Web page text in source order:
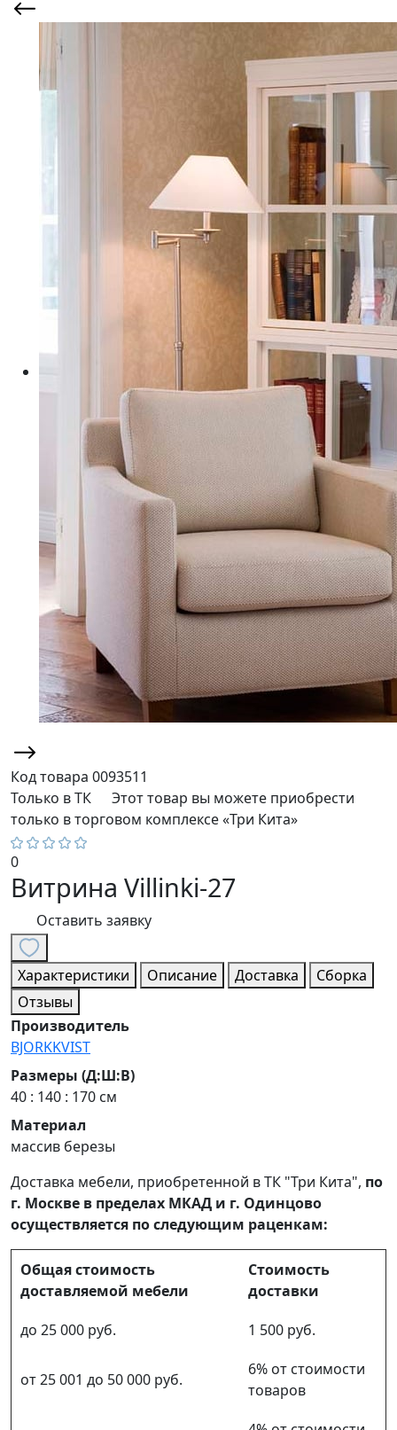
Код товара 0093511
Только в ТК
Этот товар вы можете приобрести
только в торговом комплексе «Три Кита»
0
Витрина Villinki-27
Оставить заявку
Характеристики Описание Доставка
Сборка
Отзывы
Производитель
BJORKKVIST
Размеры (Д:Ш:В)
40 : 140 : 170 см
Материал
массив березы
Доставка мебели, приобретенной в ТК "Три Кита", по
г. Москве в пределах МКАД и г. Одинцово
осуществляется по следующим раценкам:
Общая стоимость
доставляемой мебели
Стоимость
доставки
до 25 000 руб.
1 500 руб.
от 25 001 до 50 000 руб.
6% от стоимости
товаров